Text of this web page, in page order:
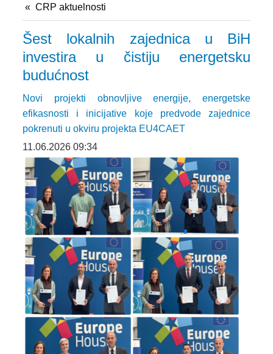
CRP aktuelnosti
Šest lokalnih zajednica u BiH
investira u čistiju energetsku
budućnost
Novi projekti obnovljive energije, energetske
efikasnosti i inicijative koje predvode zajednice
pokrenuti u okviru projekta EU4CAET
11.06.2026 09:34